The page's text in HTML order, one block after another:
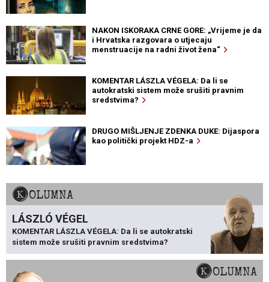
NAKON ISKORAKA CRNE GORE: „Vrijeme je da
i Hrvatska razgovara o utjecaju
menstruacije na radni život žena“
KOMENTAR LÁSZLA VÉGELA: Da li se
autokratski sistem može srušiti pravnim
sredstvima?
DRUGO MIŠLJENJE ZDENKA DUKE: Dijaspora
kao politički projekt HDZ-a
KOLUMNA
LÁSZLÓ VÉGEL
KOMENTAR LÁSZLA VÉGELA: Da li se autokratski
sistem može srušiti pravnim sredstvima?
KOLUMNA